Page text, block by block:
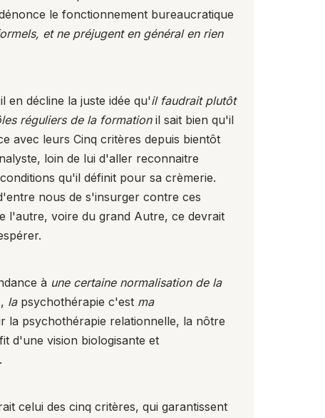
le fonctionnement bureaucratique
et ne préjugent en général en rien
en décline la juste idée qu'il faudrait plutôt
réguliers de la formationil sait bien qu'il
avec leurs Cinq critères depuis bientôt
loin de lui d'aller reconnaitre
qu'il définit pour sa crèmerie.
nous de s'insurger contre ces
l'autre, voire du grand Autre, ce devrait
à une certaine normalisation de la
lapsychothérapie c'est ma
la psychothérapie relationnelle, la nôtre
d'une vision biologisante et
celui des cinq critères, qui garantissent